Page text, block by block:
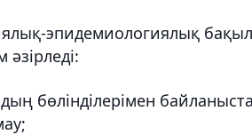
эпидемиологиялық
бөлінділерімен